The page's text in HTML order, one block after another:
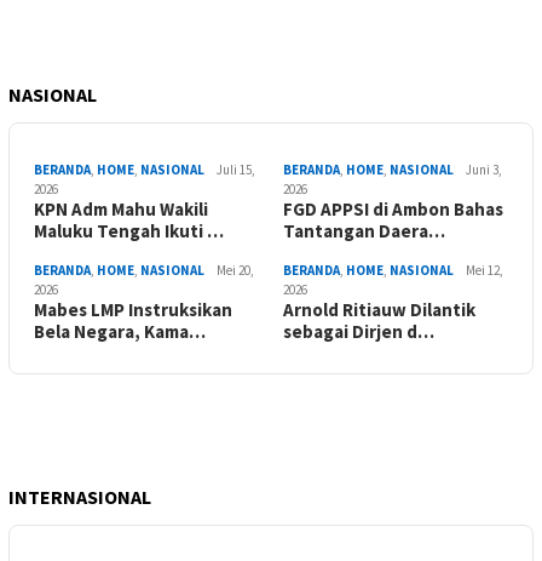
NASIONAL
BERANDA, HOME, NASIONAL
Juli 15,
2026
KPN Adm Mahu Wakili
Maluku Tengah Ikuti …
BERANDA, HOME, NASIONAL
Juni 3,
2026
FGD APPSI di Ambon Bahas
Tantangan Daera…
BERANDA, HOME, NASIONAL
Mei 20,
2026
Mabes LMP Instruksikan
Bela Negara, Kama…
BERANDA, HOME, NASIONAL
Mei 12,
2026
Arnold Ritiauw Dilantik
sebagai Dirjen d…
INTERNASIONAL